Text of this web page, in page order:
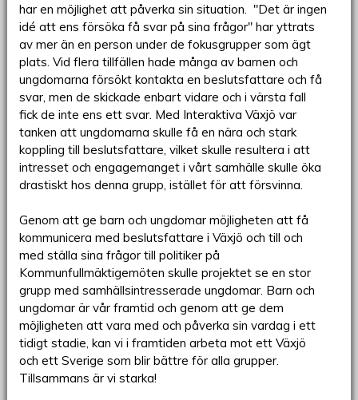
har en möjlighet att påverka sin situation. "Det är ingen
idé att ens försöka få svar på sina frågor" har yttrats
av mer än en person under de fokusgrupper som ägt
plats. Vid flera tillfällen hade många av barnen och
ungdomarna försökt kontakta en beslutsfattare och få
svar, men de skickade enbart vidare och i värsta fall
fick de inte ens ett svar. Med Interaktiva Växjö var
tanken att ungdomarna skulle få en nära och stark
koppling till beslutsfattare, vilket skulle resultera i att
intresset och engagemanget i vårt samhälle skulle öka
drastiskt hos denna grupp, istället för att försvinna.
Genom att ge barn och ungdomar möjligheten att få
kommunicera med beslutsfattare i Växjö och till och
med ställa sina frågor till politiker på
Kommunfullmäktigemöten skulle projektet se en stor
grupp med samhällsintresserade ungdomar. Barn och
ungdomar är vår framtid och genom att ge dem
möjligheten att vara med och påverka sin vardag i ett
tidigt stadie, kan vi i framtiden arbeta mot ett Växjö
och ett Sverige som blir bättre för alla grupper.
Tillsammans är vi starka!